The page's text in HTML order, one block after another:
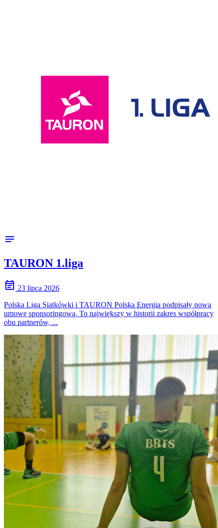
notes
TAURON 1.liga
event_note 23 lipca 2026
Polska Liga Siatkówki i TAURON Polska Energia podpisały nową
umowę sponsoringową. To największy w historii zakres współpracy
obu partnerów, ...